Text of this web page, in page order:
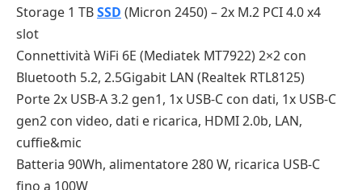
Storage 1 TBSSD (Micron 2450) – 2x M.2 PCI 4.0 x4
slot
Connettività WiFi 6E (Mediatek MT7922) 2×2 con
Bluetooth 5.2, 2.5Gigabit LAN (Realtek RTL8125)
Porte 2x USB-A 3.2 gen1, 1x USB-C con dati, 1x USB-C
gen2 con video, dati e ricarica, HDMI 2.0b, LAN,
cuffie&mic
Batteria 90Wh, alimentatore 280 W, ricarica USB-C
fino a 100W